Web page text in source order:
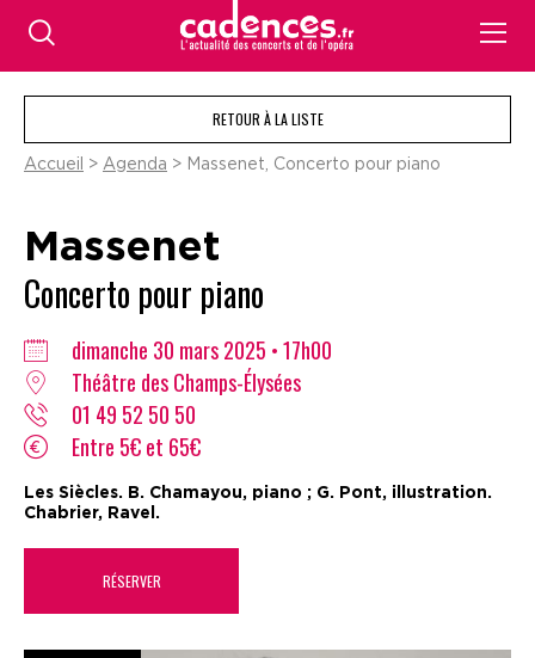
RETOUR À LA LISTE
Accueil > Agenda > Massenet, Concerto pour piano
Massenet
Concerto pour piano
dimanche 30 mars 2025 • 17h00
Théâtre des Champs-Élysées
01 49 52 50 50
Entre 5€ et 65€
Les Siècles. B. Chamayou, piano ; G. Pont, illustration.
Chabrier, Ravel.
RÉSERVER